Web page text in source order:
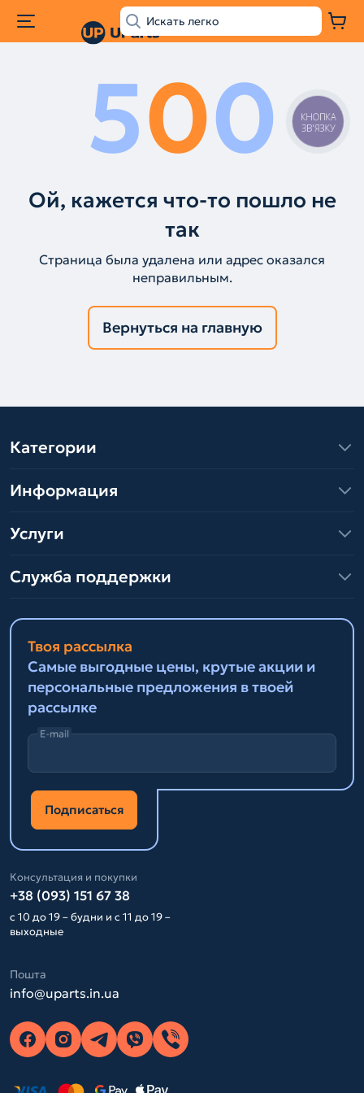
500
Ой, кажется что-то пошло не
так
Страница была удалена или адрес оказался
неправильным.
Вернуться на главную
Категории
Информация
Услуги
Служба поддержки
Твоя рассылка
Самые выгодные цены, крутые акции и
персональные предложения в твоей
рассылке
E-mail
Подписаться
Консультация и покупки
+38 (093) 151 67 38
с 10 до 19 – будни и с 11 до 19 –
выходные
Пошта
info@uparts.in.ua
КНОПКА
ЗВ'ЯЗКУ